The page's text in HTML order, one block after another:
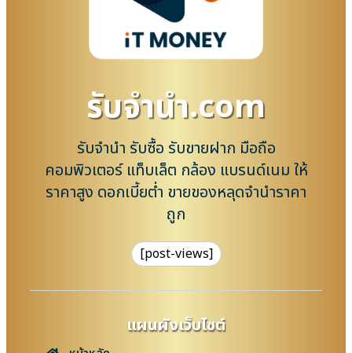
รับจํานํา.com
รับจำนำ รับซื้อ รับขายฝาก มือถือ
คอมพิวเตอร์ แท็บเล็ต กล้อง แบรนด์เนม ให้
ราคาสูง ดอกเบี้ยต่ำ ขายของหลุดจำนำราคา
ถูก
[post-views]
แผนผังเว็บไซต์